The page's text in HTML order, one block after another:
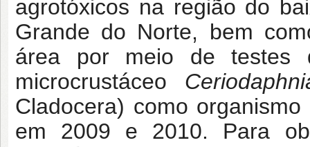
agrotóxicos na região do
Grande do Norte, bem
área por meio de testes
microcrustáceo
Cladocera) como
em 2009 e 2010. Para